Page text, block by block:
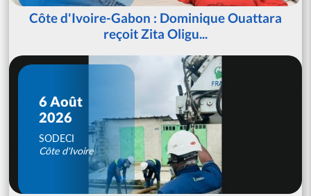
Côte d'Ivoire-Gabon : Dominique Ouattara
reçoit Zita Oligu...
6 Août
2026
SODECI
Côte d'Ivoire